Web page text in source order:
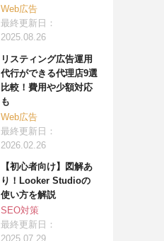
Web広告
最終更新日：
2025.08.26
リスティング広告運用
代行ができる代理店9選
比較！費用や少額対応
も
Web広告
最終更新日：
2026.02.26
【初心者向け】図解あ
り！Looker Studioの
使い方を解説
SEO対策
最終更新日：
2025.07.29